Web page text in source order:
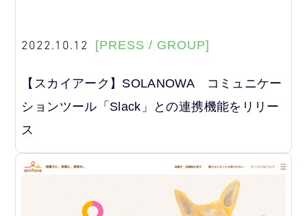
2022.10.12 [PRESS / GROUP]
【スカイアーク】SOLANOWA コミュニケー
ションツール「Slack」との連携機能をリリー
ス